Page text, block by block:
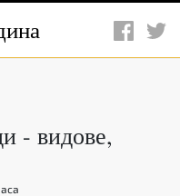
- видове,